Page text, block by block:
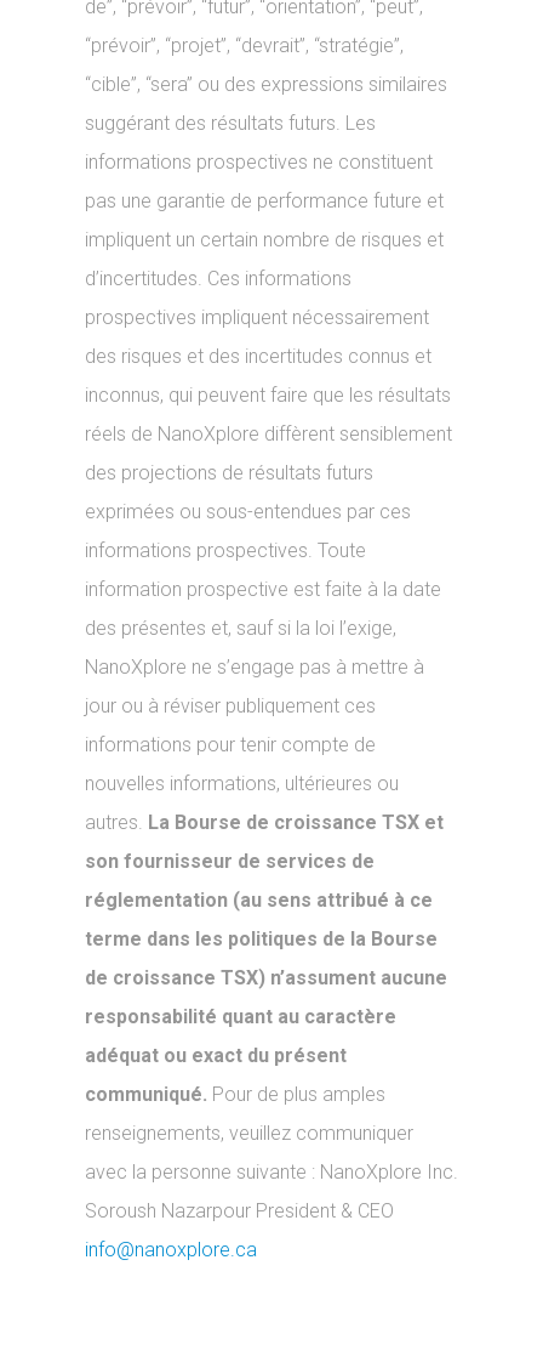
de”, “prévoir”, “futur”, “orientation”, “peut”,
“prévoir”, “projet”, “devrait”, “stratégie”,
“cible”, “sera” ou des expressions similaires
suggérant des résultats futurs. Les
informations prospectives ne constituent
pas une garantie de performance future et
impliquent un certain nombre de risques et
d’incertitudes. Ces informations
prospectives impliquent nécessairement
des risques et des incertitudes connus et
inconnus, qui peuvent faire que les résultats
réels de NanoXplore diffèrent sensiblement
des projections de résultats futurs
exprimées ou sous-entendues par ces
informations prospectives. Toute
information prospective est faite à la date
des présentes et, sauf si la loi l’exige,
NanoXplore ne s’engage pas à mettre à
jour ou à réviser publiquement ces
informations pour tenir compte de
nouvelles informations, ultérieures ou
autres. La Bourse de croissance TSX et
son fournisseur de services de
réglementation (au sens attribué à ce
terme dans les politiques de la Bourse
de croissance TSX) n’assument aucune
responsabilité quant au caractère
adéquat ou exact du présent
communiqué. Pour de plus amples
renseignements, veuillez communiquer
avec la personne suivante : NanoXplore Inc.
Soroush Nazarpour President & CEO
info@nanoxplore.ca